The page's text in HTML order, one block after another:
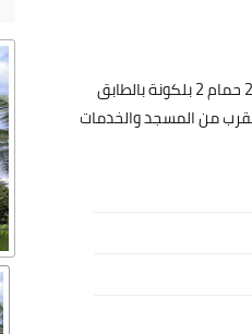
شرقي تطل على حديقة كبيرة تشمل 2 نوم 2 حمام 2 بلكونة بالطابق